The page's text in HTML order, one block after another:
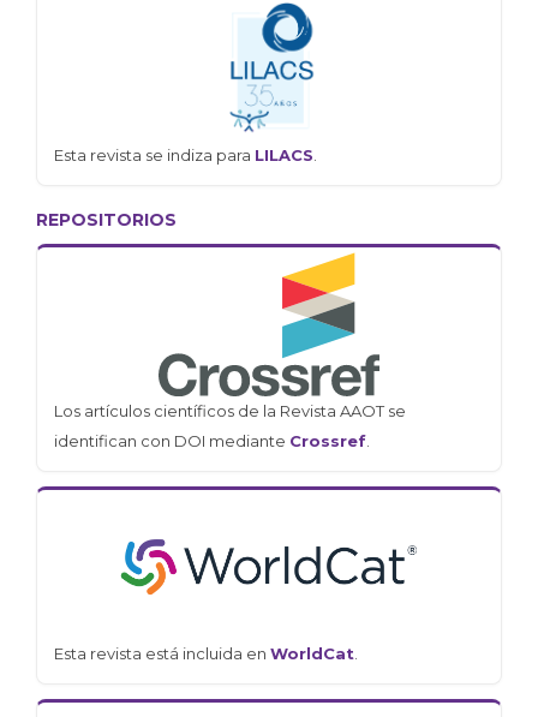
Esta revista se indiza para LILACS
REPOSITORIOS
Los artículos científicos de la Revista AAOT se
identifican con DOI mediante Crossref
Esta revista está incluida en WorldCat